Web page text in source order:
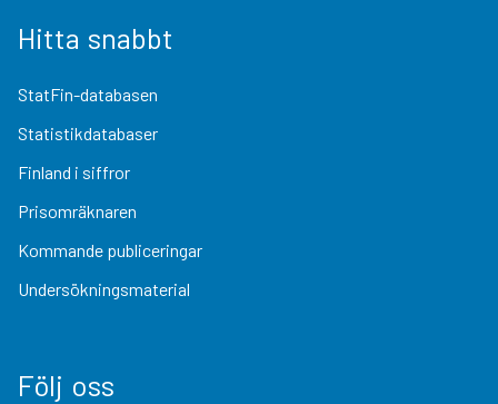
Hitta snabbt
StatFin-databasen
Statistikdatabaser
Finland i siffror
Prisomräknaren
Kommande publiceringar
Undersökningsmaterial
Följ oss